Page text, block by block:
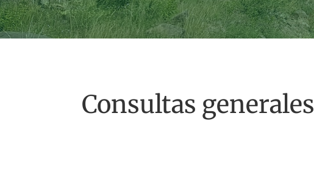
Consultas generales